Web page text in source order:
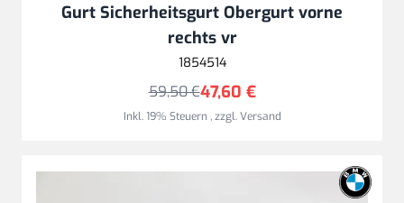
Gurt Sicherheitsgurt Obergurt vorne
rechts vr
1854514
47,60 €
59,50 €
Inkl. 19% Steuern,zzgl.Versand